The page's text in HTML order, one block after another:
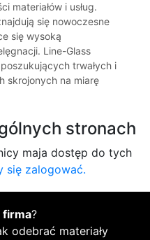
materiałów i usług.
się nowoczesne
się wysoką
Line-Glass
trwałych i
skrojonych na miarę
stronach
maja dostęp do tych
się zalogować.
firma?
odebrać materiały